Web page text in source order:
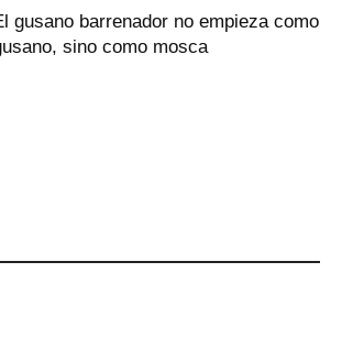
gusano barrenador no empieza como
sino como mosca